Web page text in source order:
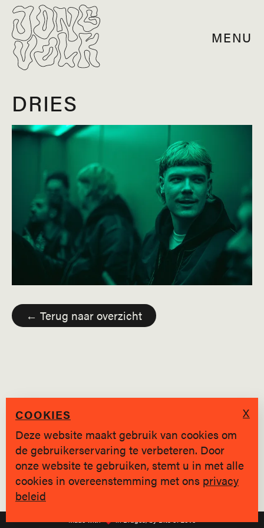
MENU
DRIES
← Terug naar overzicht
SINDS 2019 * BRUGGE
Privacy policy | hallo@jongvolk.be
Made with in Bruges, by Bits of Love
COOKIES
Deze website maakt gebruik van cookies om
de gebruikerservaring te verbeteren. Door
onze website te gebruiken, stemt u in met alle
cookies in overeenstemming met ons privacy
beleid
X